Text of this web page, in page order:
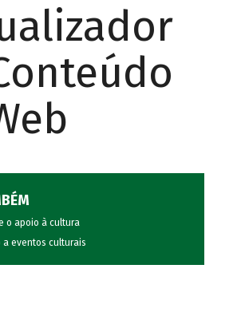
o apoio à cultura
a eventos culturais